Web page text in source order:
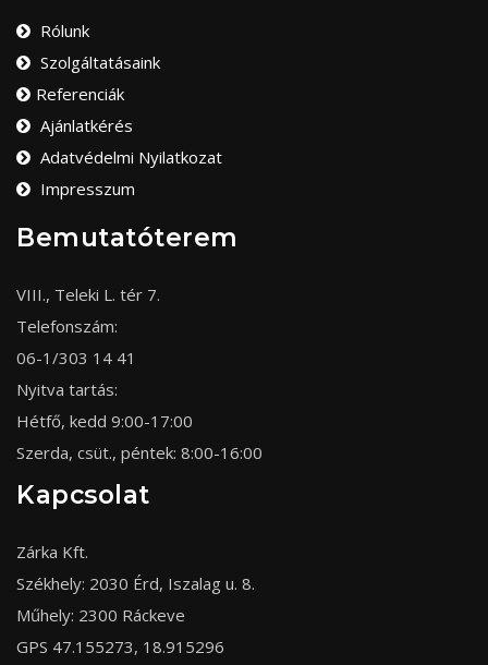
Rólunk
Szolgáltatásaink
Referenciák
Ajánlatkérés
Adatvédelmi Nyilatkozat
Impresszum
Bemutatóterem
VIII., Teleki L. tér 7.
Telefonszám:
06-1/303 14 41
Nyitva tartás:
Hétfő, kedd 9:00-17:00
Szerda, csüt., péntek: 8:00-16:00
Kapcsolat
Zárka Kft.
Székhely: 2030 Érd, Iszalag u. 8.
Műhely: 2300 Ráckeve
GPS 47.155273, 18.915296